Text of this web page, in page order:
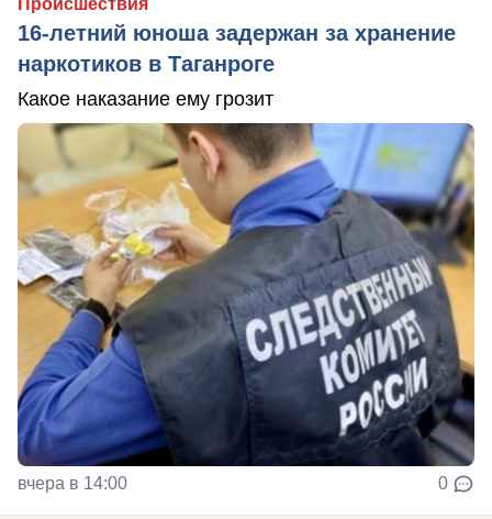
Происшествия
16-летний юноша задержан за хранение
наркотиков в Таганроге
Какое наказание ему грозит
вчера в 14:00 0